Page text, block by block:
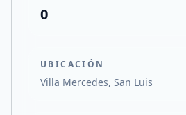
0
UBICACIÓN
Villa Mercedes, San Luis